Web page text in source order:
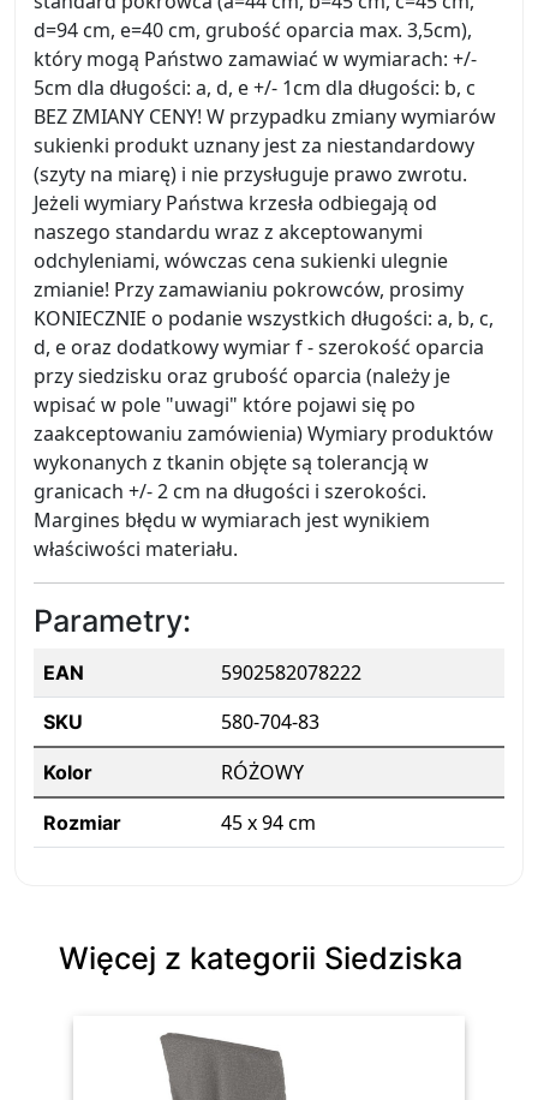
d=94 cm, e=40 cm, grubość oparcia max. 3,5cm),
który mogą Państwo zamawiać w wymiarach: +/-
5cm dla długości: a, d, e +/- 1cm dla długości: b, c
BEZ ZMIANY CENY! W przypadku zmiany wymiarów
sukienki produkt uznany jest za niestandardowy
(szyty na miarę) i nie przysługuje prawo zwrotu.
Jeżeli wymiary Państwa krzesła odbiegają od
naszego standardu wraz z akceptowanymi
odchyleniami, wówczas cena sukienki ulegnie
zmianie! Przy zamawianiu pokrowców, prosimy
KONIECZNIE o podanie wszystkich długości: a, b, c,
d, e oraz dodatkowy wymiar f - szerokość oparcia
przy siedzisku oraz grubość oparcia (należy je
wpisać w pole "uwagi" które pojawi się po
zaakceptowaniu zamówienia) Wymiary produktów
wykonanych z tkanin objęte są tolerancją w
granicach +/- 2 cm na długości i szerokości.
Margines błędu w wymiarach jest wynikiem
właściwości materiału.
Parametry:
EAN 5902582078222
SKU 580-704-83
Kolor RÓŻOWY
Rozmiar 45 x 94 cm
Więcej z kategorii Siedziska